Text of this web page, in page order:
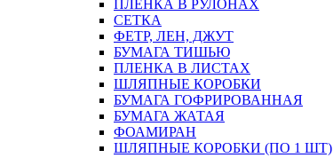
ПЛЕНКА В РУЛОНАХ
СЕТКА
ФЕТР, ЛЕН, ДЖУТ
БУМАГА ТИШЬЮ
ПЛЕНКА В ЛИСТАХ
ШЛЯПНЫЕ КОРОБКИ
БУМАГА ГОФРИРОВАННАЯ
БУМАГА ЖАТАЯ
ФОАМИРАН
ШЛЯПНЫЕ КОРОБКИ (ПО 1 ШТ)